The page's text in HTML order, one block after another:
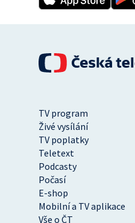
TV program
Živé vysílání
TV poplatky
Teletext
Podcasty
Počasí
E-shop
Mobilní a TV aplikace
Vše o ČT